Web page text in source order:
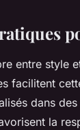
entre style
facilitent
dans
la